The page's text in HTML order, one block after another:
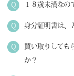
１８歳未満なの
身分証明書は、
買い取りしても
か？